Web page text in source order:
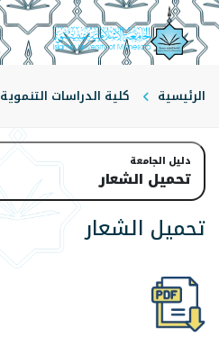
الرئيسية كلية الدراسات التنموية
دليل الجامعة
تحميل الشعار
تحميل الشعار